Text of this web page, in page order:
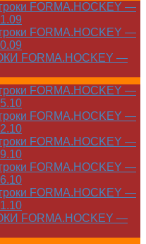
FORMA.HOCKEY —
FORMA.HOCKEY —
FORMA.HOCKEY —
FORMA.HOCKEY —
FORMA.HOCKEY —
FORMA.HOCKEY —
FORMA.HOCKEY —
FORMA.HOCKEY —
FORMA.HOCKEY —